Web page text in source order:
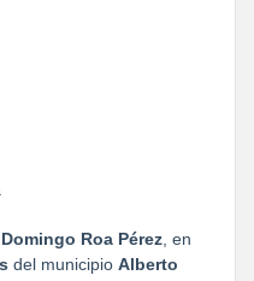
Domingo Roa Pérez , en
del municipio Alberto